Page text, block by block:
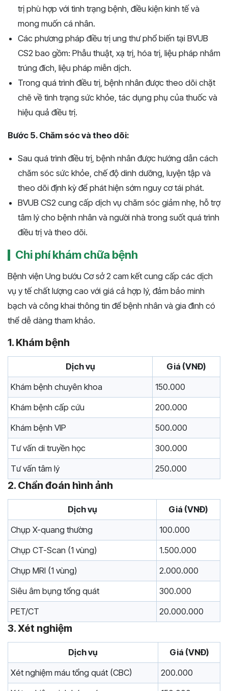
trị phù hợp với tình trạng bệnh, điều kiện kinh tế và
mong muốn cá nhân.
Các phương pháp điều trị ung thư phổ biến tại BVUB
CS2 bao gồm: Phẫu thuật, xạ trị, hóa trị, liệu pháp nhắm
trúng đích, liệu pháp miễn dịch.
Trong quá trình điều trị, bệnh nhân được theo dõi chặt
chẽ về tình trạng sức khỏe, tác dụng phụ của thuốc và
hiệu quả điều trị.
Bước 5. Chăm sóc và theo dõi:
Sau quá trình điều trị, bệnh nhân được hướng dẫn cách
chăm sóc sức khỏe, chế độ dinh dưỡng, luyện tập và
theo dõi định kỳ để phát hiện sớm nguy cơ tái phát.
BVUB CS2 cung cấp dịch vụ chăm sóc giảm nhẹ, hỗ trợ
tâm lý cho bệnh nhân và người nhà trong suốt quá trình
điều trị và theo dõi.
Chi phí khám chữa bệnh
Bệnh viện Ung bướu Cơ sở 2 cam kết cung cấp các dịch
vụ y tế chất lượng cao với giá cả hợp lý, đảm bảo minh
bạch và công khai thông tin để bệnh nhân và gia đình có
thể dễ dàng tham khảo.
1. Khám bệnh
Dịch vụ
Giá (VNĐ)
Khám bệnh chuyên khoa
150.000
Khám bệnh cấp cứu
200.000
Khám bệnh VIP
500.000
Tư vấn di truyền học
300.000
Tư vấn tâm lý
250.000
2. Chẩn đoán hình ảnh
Dịch vụ
Giá (VNĐ)
Chụp X-quang thường
100.000
Chụp CT-Scan (1 vùng)
1.500.000
Chụp MRI (1 vùng)
2.000.000
Siêu âm bụng tổng quát
300.000
PET/CT
20.000.000
3. Xét nghiệm
Dịch vụ
Giá (VNĐ)
Xét nghiệm máu tổng quát (CBC)
200.000